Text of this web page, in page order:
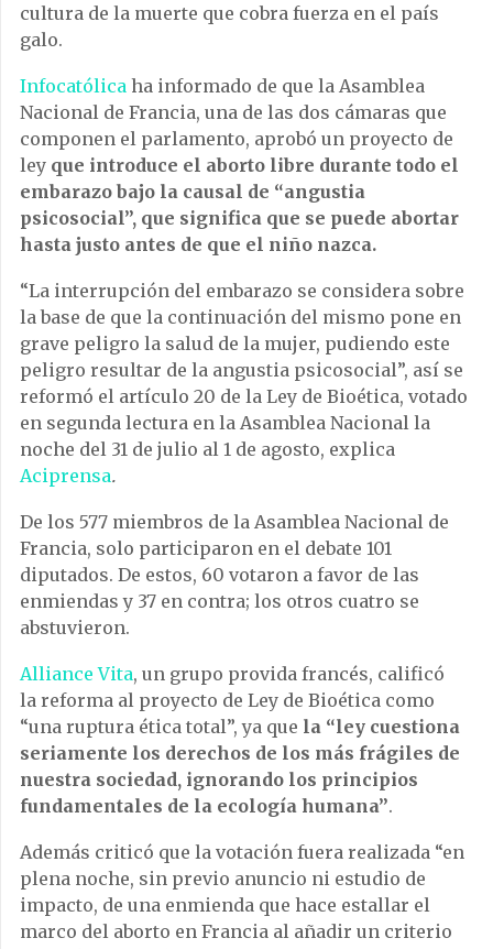
cultura de la muerte que cobra fuerza en el país
galo.
Infocatólica ha informado de que la Asamblea
Nacional de Francia, una de las dos cámaras que
componen el parlamento, aprobó un proyecto de
ley que introduce el aborto libre durante todo el
embarazo bajo la causal de “angustia
psicosocial”, que significa que se puede abortar
hasta justo antes de que el niño nazca.
“La interrupción del embarazo se considera sobre
la base de que la continuación del mismo pone en
grave peligro la salud de la mujer, pudiendo este
peligro resultar de la angustia psicosocial”, así se
reformó el artículo 20 de la Ley de Bioética, votado
en segunda lectura en la Asamblea Nacional la
noche del 31 de julio al 1 de agosto, explica
Aciprensa.
De los 577 miembros de la Asamblea Nacional de
Francia, solo participaron en el debate 101
diputados. De estos, 60 votaron a favor de las
enmiendas y 37 en contra; los otros cuatro se
abstuvieron.
Alliance Vita, un grupo provida francés, calificó
la reforma al proyecto de Ley de Bioética como
“una ruptura ética total”, ya que la “ley cuestiona
seriamente los derechos de los más frágiles de
nuestra sociedad, ignorando los principios
fundamentales de la ecología humana”.
Además criticó que la votación fuera realizada “en
plena noche, sin previo anuncio ni estudio de
impacto, de una enmienda que hace estallar el
marco del aborto en Francia al añadir un criterio